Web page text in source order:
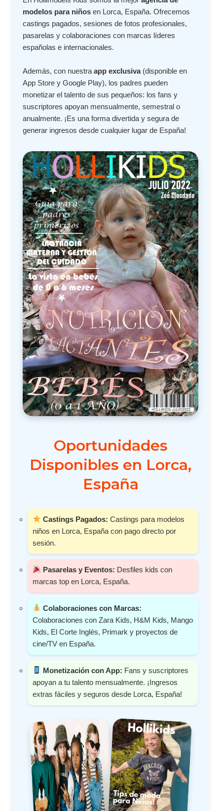
modelos para niños en Lorca, España. Ofrecemos
castings pagados, sesiones de fotos profesionales,
pasarelas y colaboraciones con marcas líderes
españolas e internacionales.
Además, con nuestraapp exclusiva(disponible en
App Store y Google Play), los padres pueden
monetizar el talento de sus pequeños: los fans y
suscriptores apoyan mensualmente, semestral o
anualmente. ¡Es una forma divertida y segura de
generar ingresos desde cualquier lugar de España!
Oportunidades
Disponibles en Lorca,
España
Castings Pagados: Castings para modelos
niños en Lorca, España con pago directo por
sesión.
Pasarelas y Eventos: Desfiles kids con
marcas top en Lorca, España.
Colaboraciones con Marcas:
Colaboraciones con Zara Kids, H&M Kids, Mango
Kids, El Corte Inglés, Primark y proyectos de
cine/TV en España.
Monetización con App: Fans y suscriptores
apoyan a tu talento mensualmente. ¡Ingresos
extras fáciles y seguros desde Lorca, España!